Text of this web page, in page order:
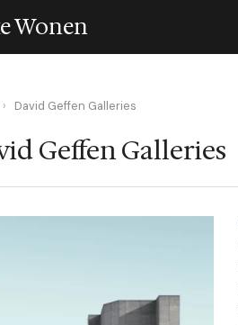
Wonen
› David Geffen Galleries
Geffen Galleries